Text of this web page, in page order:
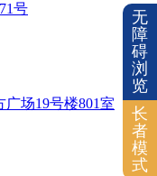
号
场19号楼801室
无
障
碍
浏
览
长
者
模
式